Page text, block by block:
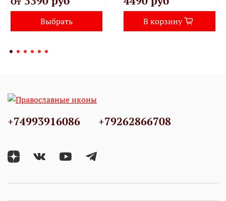
Выбрать В корзину
+74993916086 +79262866708